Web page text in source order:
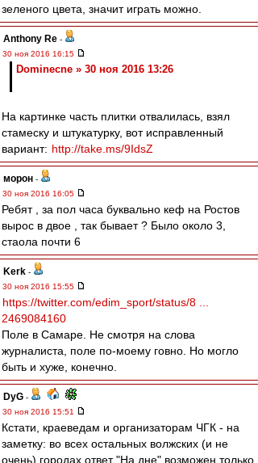
зеленого цвета, значит играть можно.
Anthony Re -
30 ноя 2016 16:15
Dominecne » 30 ноя 2016 13:26
На картинке часть плитки отвалилась, взял
стамеску и штукатурку, вот исправленный
вариант: http://take.ms/9IdsZ
морон -
30 ноя 2016 16:05
Ребят , за пол часа буквально кеф на Ростов
вырос в двое , так бывает ? Было около 3,
стаола почти 6
Kerk -
30 ноя 2016 15:55
https://twitter.com/edim_sport/status/8 ...
2469084160
Поле в Самаре. Не смотря на слова
журналиста, поле по-моему говно. Но могло
быть и хуже, конечно.
DyG -
30 ноя 2016 15:51
Кстати, краеведам и организаторам ЧГК - на
заметку: во всех остальных волжских (и не
очень) городах ответ "На дне" возможен только